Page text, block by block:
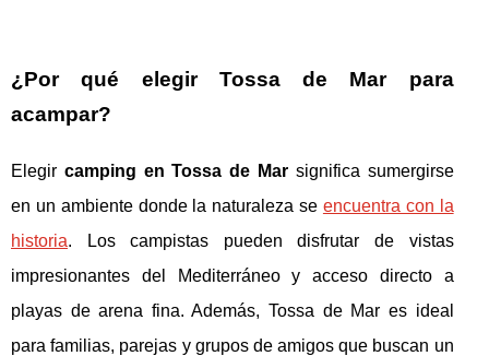
¿Por qué elegir Tossa de Mar para
acampar?
Elegir camping en Tossa de Mar significa sumergirse
en un ambiente donde la naturaleza se encuentra con la
historia. Los campistas pueden disfrutar de vistas
impresionantes del Mediterráneo y acceso directo a
playas de arena fina. Además, Tossa de Mar es ideal
para familias, parejas y grupos de amigos que buscan un